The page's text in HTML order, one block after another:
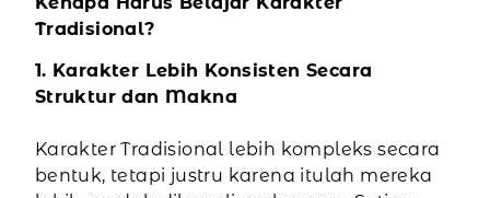
Tradisional?
1. Karakter Lebih Konsisten Secara
Struktur dan Makna
Karakter Tradisional lebih kompleks secara
bentuk, tetapi justru karena itulah mereka